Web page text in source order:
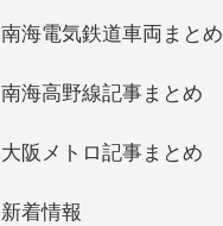
南海電気鉄道車両まとめ
南海高野線記事まとめ
大阪メトロ記事まとめ
新着情報